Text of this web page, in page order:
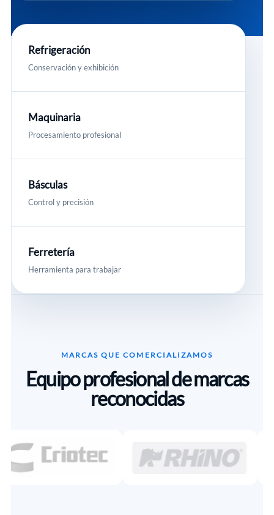
Refrigeración
Conservación y exhibición
Maquinaria
Procesamiento profesional
Básculas
Control y precisión
Ferretería
Herramienta para trabajar
MARCAS QUE COMERCIALIZAMOS
Equipo profesional de marcas
reconocidas